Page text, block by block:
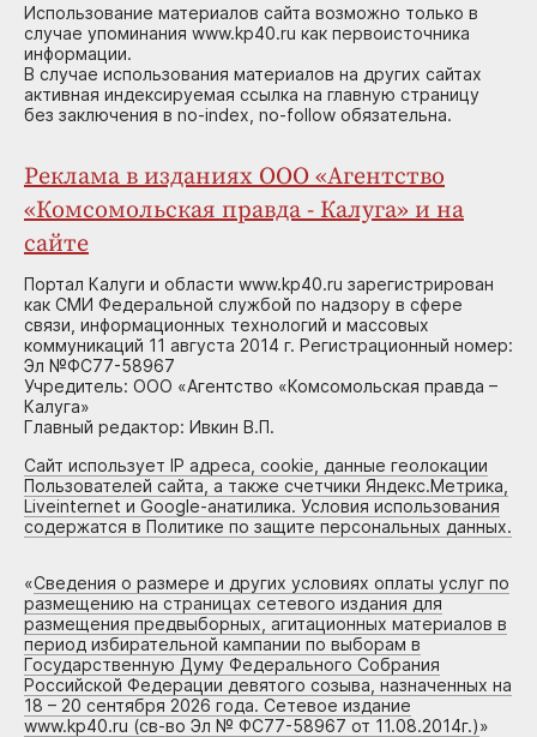
Использование материалов сайта возможно только в
случае упоминания www.kp40.ru как первоисточника
информации.
В случае использования материалов на других сайтах
активная индексируемая ссылка на главную страницу
без заключения в no-index, no-follow обязательна.
Реклама в изданиях ООО «Агентство
«Комсомольская правда - Калуга» и на
сайте
Портал Калуги и области www.kp40.ru зарегистрирован
как СМИ Федеральной службой по надзору в сфере
связи, информационных технологий и массовых
коммуникаций 11 августа 2014 г. Регистрационный номер:
Эл №ФС77-58967
Учредитель: ООО «Агентство «Комсомольская правда –
Калуга»
Главный редактор: Ивкин В.П.
Сайт использует IP адреса, cookie, данные геолокации
Пользователей сайта, а также счетчики Яндекс.Метрика,
Liveinternet и Google-анатилика. Условия использования
содержатся в Политике по защите персональных данных.
«Сведения о размере и других условиях оплаты услуг по
размещению на страницах сетевого издания для
размещения предвыборных, агитационных материалов в
период избирательной кампании по выборам в
Государственную Думу Федерального Собрания
Российской Федерации девятого созыва, назначенных на
18 – 20 сентября 2026 года. Сетевое издание
www.kp40.ru (св-во Эл № ФС77-58967 от 11.08.2014г.)»